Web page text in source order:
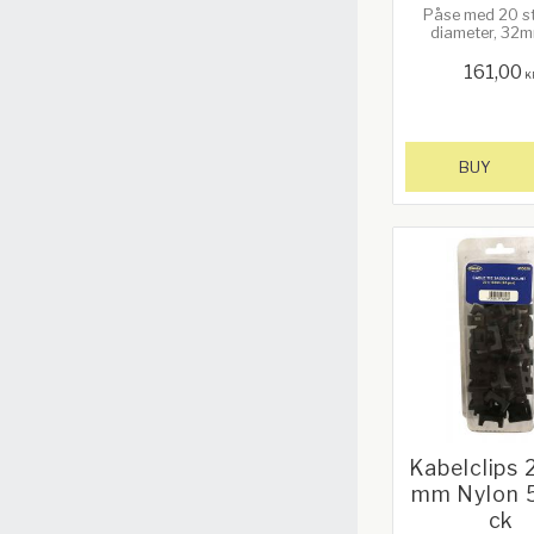
Påse med 20
diameter,
161,00
BUY
Kabelclips
mm Nylon
ck